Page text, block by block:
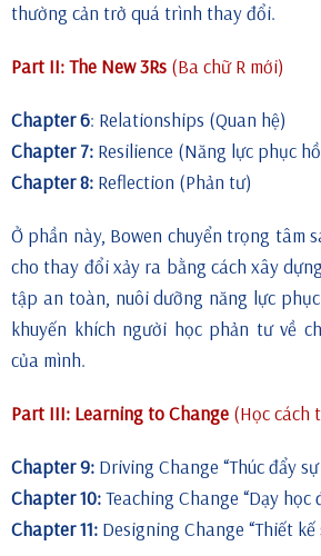
thường cản trở quá trình thay đổi.
Part II: The New 3Rs (Ba chữ R mới)
Chapter 6: Relationships (Quan hệ)
Chapter 7: Resilience (Năng lực phục
Chapter 8: Reflection (Phản tư)
Ở phần này, Bowen chuyển trọng tâm
cho thay đổi xảy ra bằng cách xây
tập an toàn, nuôi dưỡng năng lực
khuyến khích người học phản tư về
của mình.
Part III: Learning to Change (Học cách
Chapter 9: Driving Change “Thúc đẩy
Chapter 10:Teaching Change “Dạy học
Chapter 11: Designing Change “Thiết